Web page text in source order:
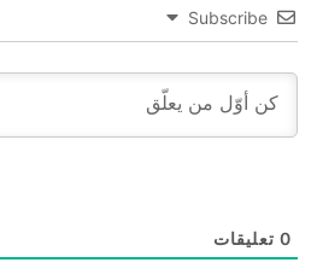
Subscribe
0 تعليقات